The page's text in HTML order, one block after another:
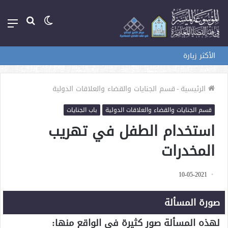
بحث الوضع
الأكثر زيارة
الرئيسية-قسم الجنايات والقضاء والعلاقات الدولية
قسم الجنايات والقضاء والعلاقات الدولية باب الجنايات
استخدام الطفل في تهريب
المخدرات
10-05-2021
صورة المسألة
لهذه المسألة صور كثيرة في الواقع منها: